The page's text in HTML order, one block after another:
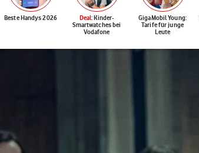
Beste Handys 2026 Deal: Kinder-
Smartwatches bei
Vodafone
GigaMobil Young:
Tarife für junge
Leute